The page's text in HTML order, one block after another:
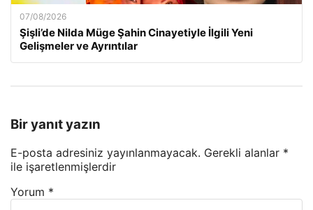
07/08/2026
Şişli’de Nilda Müge Şahin Cinayetiyle İlgili Yeni
Gelişmeler ve Ayrıntılar
Bir yanıt yazın
E-posta adresiniz yayınlanmayacak. Gerekli alanlar *
ile işaretlenmişlerdir
Yorum *